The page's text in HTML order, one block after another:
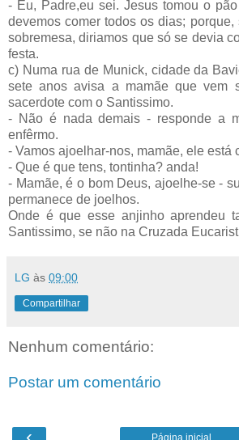
- Eu, Padre,eu sei. Jesus tomou o
devemos comer todos os dias;
sobremesa, diriamos que só se devia
festa.
c) Numa rua de Munick, cidade da
sete anos avisa a mamãe que vem
sacerdote com o Santissimo.
- Não é nada demais - responde a
enfêrmo.
- Vamos ajoelhar-nos, mamãe, ele está
- Que é que tens, tontinha? anda!
- Mamãe, é o bom Deus, ajoelhe-se -
permanece de joelhos.
Onde é que esse anjinho aprendeu
Santissimo, se não na Cruzada
LG às 09:00
Compartilhar
Nenhum comentário:
Postar um comentário